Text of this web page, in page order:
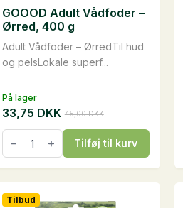
På lager
Adult Vådfoder – ØrredTil hud
og pelsLokale superf...
GOOOD Adult Vådfoder –
Ørred, 400 g
45,00DKK
Den
oprindelige
pris
var:
45,00 DKK.
33,75 DKK
Den
aktuelle
pris
er:
33,75 DKK.
GOOOD
Adult
Vådfoder
-
400
g
Tilføj til kurv
Tilbud